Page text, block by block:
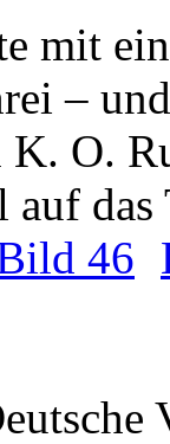
mit
–
K. O.
auf das
46